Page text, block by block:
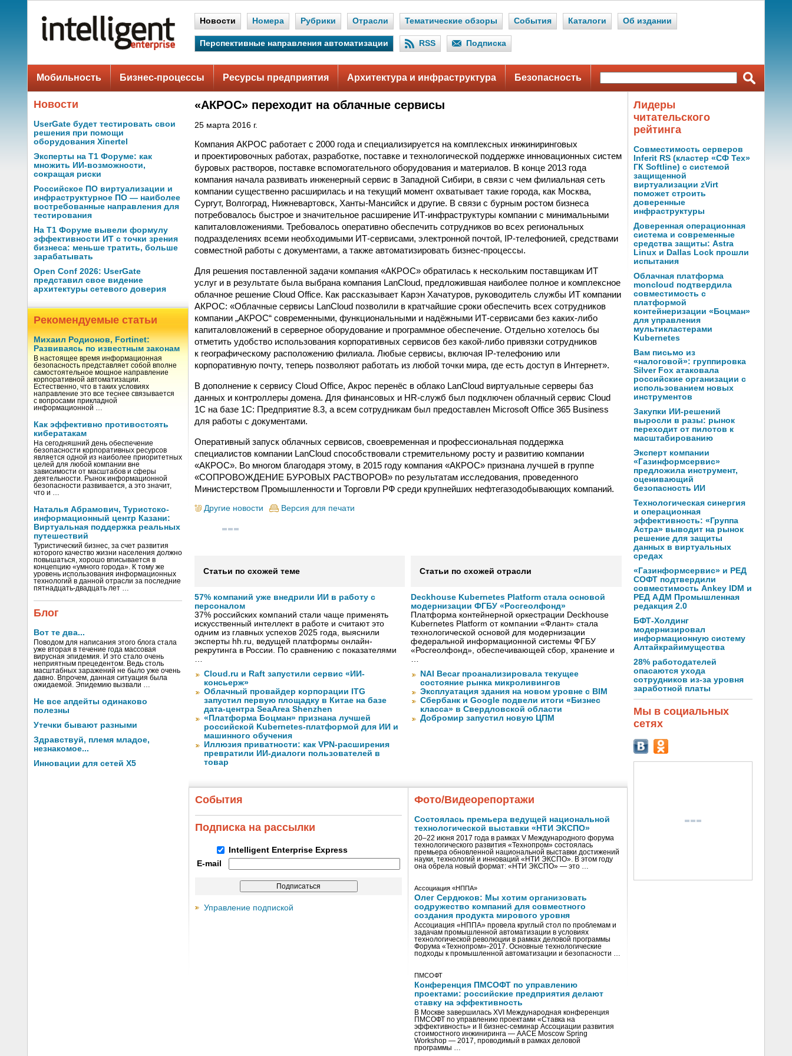
Новости Номера Рубрики Отрасли Тематические обзоры События Каталоги Об издании
Перспективные направления автоматизации RSS Подписка
Мобильность Бизнес-процессы Ресурсы предприятия Архитектура и инфраструктура Безопасность
Новости
UserGate будет тестировать свои
решения при помощи
оборудования Xinertel
Эксперты на Т1 Форуме: как
множить ИИ-возможности,
сокращая риски
Российское ПО виртуализации и
инфраструктурное ПО — наиболее
востребованные направления для
тестирования
На Т1 Форуме вывели формулу
эффективности ИТ с точки зрения
бизнеса: меньше тратить, больше
зарабатывать
Open Conf 2026: UserGate
представил свое видение
архитектуры сетевого доверия
Рекомендуемые статьи
Михаил Родионов, Fortinet:
Развиваясь по известным законам
В настоящее время информационная
безопасность представляет собой вполне
самостоятельное мощное направление
корпоративной автоматизации.
Естественно, что в таких условиях
направление это все теснее связывается
с вопросами прикладной
информационной …
Как эффективно противостоять
кибератакам
На сегодняшний день обеспечение
безопасности корпоративных ресурсов
является одной из наиболее приоритетных
целей для любой компании вне
зависимости от масштабов и сферы
деятельности. Рынок информационной
безопасности развивается, а это значит,
что и …
Наталья Абрамович, Туристско-
информационный центр Казани:
Виртуальная поддержка реальных
путешествий
Туристический бизнес, за счет развития
которого качество жизни населения должно
повышаться, хорошо вписывается в
концепцию «умного города». К тому же
уровень использования информационных
технологий в данной отрасли за последние
пятнадцать-двадцать лет …
Блог
Вот те два...
Поводом для написания этого блога стала
уже вторая в течение года массовая
вирусная эпидемия. И это стало очень
неприятным прецедентом. Ведь столь
масштабных заражений не было уже очень
давно. Впрочем, данная ситуация была
ожидаемой. Эпидемию вызвали …
Не все апдейты одинаково
полезны
Утечки бывают разными
Здравствуй, племя младое,
незнакомое...
Инновации для сетей X5
«АКРОС» переходит на облачные сервисы
25 марта 2016 г.
Компания АКРОС работает с 2000 года и специализируется на комплексных инжиниринговых
и проектировочных работах, разработке, поставке и технологической поддержке инновационных систем
буровых растворов, поставке вспомогательного оборудования и материалов. В конце 2013 года
компания начала развивать инженерный сервис в Западной Сибири, в связи с чем филиальная сеть
компании существенно расширилась и на текущий момент охватывает такие города, как Москва,
Сургут, Волгоград, Нижневартовск, Ханты-Мансийск и другие. В связи с бурным ростом бизнеса
потребовалось быстрое и значительное расширение ИТ-инфраструктуры компании с минимальными
капиталовложениями. Требовалось оперативно обеспечить сотрудников во всех региональных
подразделениях всеми необходимыми ИТ-сервисами, электронной почтой, IP-телефонией, средствами
совместной работы с документами, а также автоматизировать бизнес-процессы.
Для решения поставленной задачи компания «АКРОС» обратилась к нескольким поставщикам ИТ
услуг и в результате была выбрана компания LanCloud, предложившая наиболее полное и комплексное
облачное решение Cloud Office. Как рассказывает Карэн Хачатуров, руководитель службы ИТ компании
АКРОС: «Облачные сервисы LanCloud позволили в кратчайшие сроки обеспечить всех сотрудников
компании „АКРОС“ современными, функциональными и надёжными ИТ-сервисами без каких-либо
капиталовложений в серверное оборудование и программное обеспечение. Отдельно хотелось бы
отметить удобство использования корпоративных сервисов без какой-либо привязки сотрудников
к географическому расположению филиала. Любые сервисы, включая IP-телефонию или
корпоративную почту, теперь позволяют работать из любой точки мира, где есть доступ в Интернет».
В дополнение к сервису Cloud Office, Акрос перенёс в облако LanCloud виртуальные серверы баз
данных и контроллеры домена. Для финансовых и HR-служб был подключен облачный сервис Cloud
1С на базе 1C: Предприятие 8.3, а всем сотрудникам был предоставлен Microsoft Office 365 Business
для работы с документами.
Оперативный запуск облачных сервисов, своевременная и профессиональная поддержка
специалистов компании LanCloud способствовали стремительному росту и развитию компании
«АКРОС». Во многом благодаря этому, в 2015 году компания «АКРОС» признана лучшей в группе
«СОПРОВОЖДЕНИЕ БУРОВЫХ РАСТВОРОВ» по результатам исследования, проведенного
Министерством Промышленности и Торговли РФ среди крупнейших нефтегазодобывающих компаний.
Другие новости Версия для печати
Статьи по схожей теме
57% компаний уже внедрили ИИ в работу с
персоналом
37% российских компаний стали чаще применять
искусственный интеллект в работе и считают это
одним из главных успехов 2025 года, выяснили
эксперты hh.ru, ведущей платформы онлайн-
рекрутинга в России. По сравнению с показателями
…
Cloud.ru и Raft запустили сервис «ИИ-
консьерж»
Облачный провайдер корпорации ITG
запустил первую площадку в Китае на базе
дата-центра SeaArea Shenzhen
«Платформа Боцман» признана лучшей
российской Kubernetes-платформой для ИИ и
машинного обучения
Иллюзия приватности: как VPN-расширения
превратили ИИ-диалоги пользователей в
товар
Статьи по схожей отрасли
Deckhouse Kubernetes Platform стала основой
модернизации ФГБУ «Росгеолфонд»
Платформа контейнерной оркестрации Deckhouse
Kubernetes Platform от компании «Флант» стала
технологической основой для модернизации
федеральной информационной системы ФГБУ
«Росгеолфонд», обеспечивающей сбор, хранение и
…
NAI Becar проанализировала текущее
состояние рынка микроливингов
Эксплуатация здания на новом уровне с BIM
Сбербанк и Google подвели итоги «Бизнес
класса» в Свердловской области
Добромир запустил новую ЦПМ
События
Подписка на рассылки
Intelligent Enterprise Express
E-mail
Управление подпиской
Фото/Видеорепортажи
Состоялась премьера ведущей национальной
технологической выставки «НТИ ЭКСПО»
20–22 июня 2017 года в рамках V Международного форума
технологического развития «Технопром» состоялась
премьера обновленной национальной выставки достижений
науки, технологий и инноваций «НТИ ЭКСПО». В этом году
она обрела новый формат: «НТИ ЭКСПО» — это …
Ассоциация «НППА»
Олег Сердюков: Мы хотим организовать
содружество компаний для совместного
создания продукта мирового уровня
Ассоциация «НППА» провела круглый стол по проблемам и
задачам промышленной автоматизации в условиях
технологической революции в рамках деловой программы
Форума «Технопром»-2017. Основные технологические
подходы к промышленной автоматизации и безопасности …
ПМСОФТ
Конференция ПМСОФТ по управлению
проектами: российские предприятия делают
ставку на эффективность
В Москве завершилась XVI Международная конференция
ПМСОФТ по управлению проектами «Ставка на
эффективность» и II бизнес-семинар Ассоциации развития
стоимостного инжиниринга — AACE Moscow Spring
Workshop — 2017, проводимый в рамках деловой
программы …
Лидеры
читательского
рейтинга
Совместимость серверов
Inferit RS (кластер «СФ Тех»
ГК Softline) с системой
защищенной
виртуализации zVirt
поможет строить
доверенные
инфраструктуры
Доверенная операционная
система и современные
средства защиты: Astra
Linux и Dallas Lock прошли
испытания
Облачная платформа
moncloud подтвердила
совместимость с
платформой
контейнеризации «Боцман»
для управления
мультикластерами
Kubernetes
Вам письмо из
«налоговой»: группировка
Silver Fox атаковала
российские организации с
использованием новых
инструментов
Закупки ИИ-решений
выросли в разы: рынок
переходит от пилотов к
масштабированию
Эксперт компании
«Газинформсервис»
предложила инструмент,
оценивающий
безопасность ИИ
Технологическая синергия
и операционная
эффективность: «Группа
Астра» выводит на рынок
решение для защиты
данных в виртуальных
средах
«Газинформсервис» и РЕД
СОФТ подтвердили
совместимость Ankey IDM и
РЕД АДМ Промышленная
редакция 2.0
БФТ-Холдинг
модернизировал
информационную систему
Алтайкрайимущества
28% работодателей
опасаются ухода
сотрудников из-за уровня
заработной платы
Мы в социальных
сетях